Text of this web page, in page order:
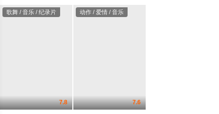
歌舞 / 音乐 / 纪录片
7.8
动作 / 爱情 / 音乐
7.6